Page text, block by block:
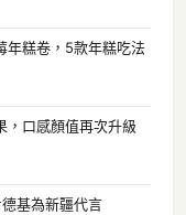
年糕卷，5款年糕吃法
，口感顏值再次升級
基為新疆代言